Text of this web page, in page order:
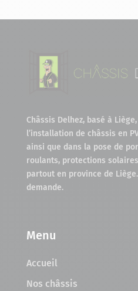
Châssis Delhez, basé à
l’installation de châssis en
ainsi que dans la pose de
roulants, protections
partout en province de
demande.
Menu
Accueil
Nos châssis